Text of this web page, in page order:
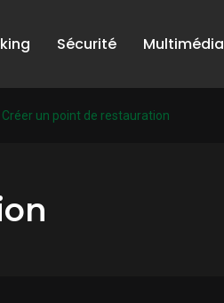
Sécurité Multimédia
Créer un point de restauration